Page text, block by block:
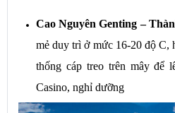
Cao Nguyên Genting –
mẻ duy trì ở mức 16-20 độ C,
thống cáp treo trên mây để
Casino, nghỉ dưỡng